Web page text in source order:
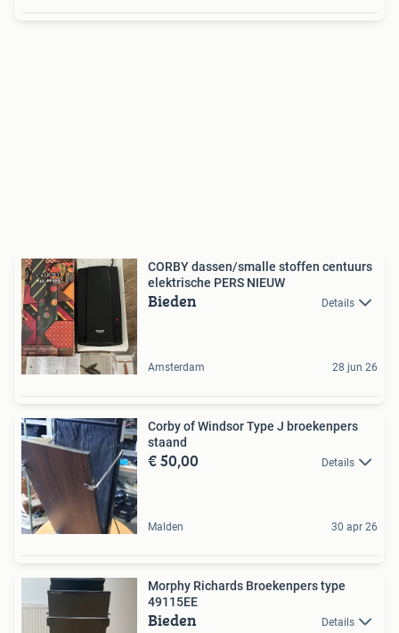
CORBY dassen/smalle stoffen centuurs
elektrische PERS NIEUW
Bieden Details
Amsterdam 28 jun 26
Corby of Windsor Type J broekenpers
staand
€ 50,00 Details
Malden 30 apr 26
Morphy Richards Broekenpers type
49115EE
Bieden Details